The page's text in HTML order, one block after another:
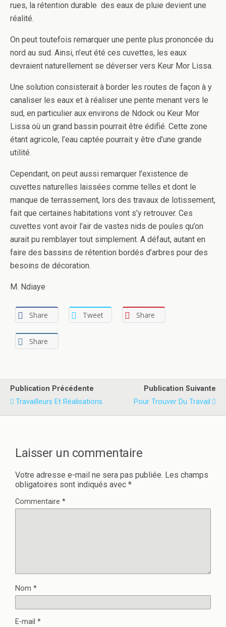
rues, la rétention durable des eaux de pluie devient une
réalité.
On peut toutefois remarquer une pente plus prononcée du
nord au sud. Ainsi, n’eut été ces cuvettes, les eaux
devraient naturellement se déverser vers Keur Mor Lissa.
Une solution consisterait à border les routes de façon à y
canaliser les eaux et à réaliser une pente menant vers le
sud, en particulier aux environs de Ndock ou Keur Mor
Lissa où un grand bassin pourrait être édifié. Cette zone
étant agricole, l’eau captée pourrait y être d’une grande
utilité.
Cependant, on peut aussi remarquer l’existence de
cuvettes naturelles laissées comme telles et dont le
manque de terrassement, lors des travaux de lotissement,
fait que certaines habitations vont s’y retrouver. Ces
cuvettes vont avoir l’air de vastes nids de poules qu’on
aurait pu remblayer tout simplement. A défaut, autant en
faire des bassins de rétention bordés d’arbres pour des
besoins de décoration.
M. Ndiaye
Share Tweet Share
Share
Publication Précédente
Travailleurs Et Réalisations
Publication Suivante
Pour Trouver Du Travail
Laisser un commentaire
Votre adresse e-mail ne sera pas publiée. Les champs
obligatoires sont indiqués avec *
Commentaire *
Nom *
E-mail *